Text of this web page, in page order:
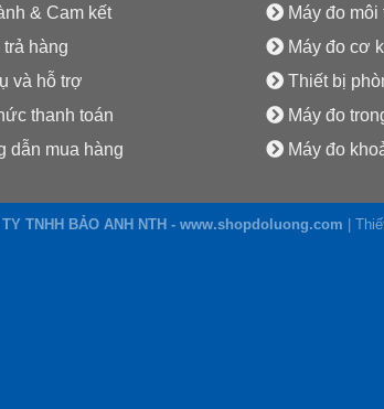
& Cam kết
hàng
và hỗ trợ
thanh toán
mua hàng
Máy đo
Máy đo cơ
Thiết bị
Máy đo
Máy đo
TY TNHH BẢO ANH NTH - www.shopdoluong.com |